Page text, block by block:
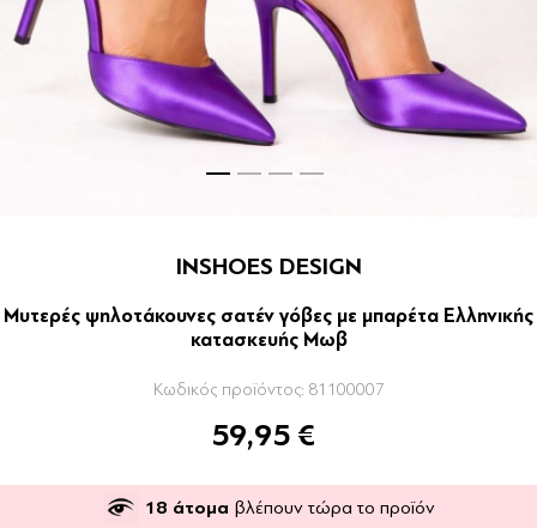
INSHOES DESIGN
Μυτερές ψηλοτάκουνες σατέν γόβες με μπαρέτα Ελληνικής
κατασκευής Μωβ
Κωδικός προϊόντος: 81100007
59,95 €
18 άτομα βλέπουν τώρα το προϊόν